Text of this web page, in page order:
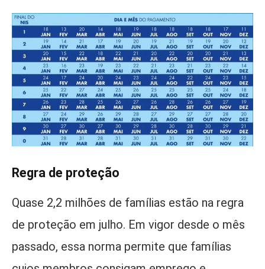
Regra de proteção
Quase 2,2 milhões de famílias estão na regra
de proteção em julho. Em vigor desde o mês
passado, essa norma permite que famílias